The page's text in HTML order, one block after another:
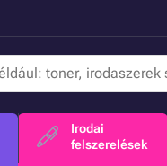
Irodai
felszerelések